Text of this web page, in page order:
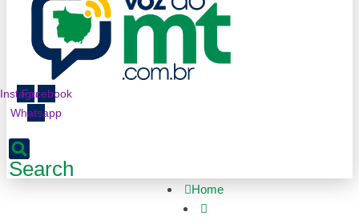
Instagram
Facebook
Whatsapp
Search
Home